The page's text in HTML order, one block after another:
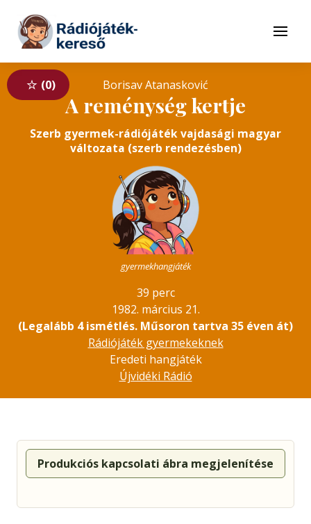
Tovább a tartalomhoz
Menü
0 Borisav Atanasković
A reménység kertje
Szerb gyermek-rádiójáték vajdasági magyar
változata (szerb rendezésben)
gyermekhangjáték
39 perc
1982. március 21.
(Legalább 4 ismétlés. Műsoron tartva 35 éven át)
Rádiójáték gyermekeknek
Eredeti hangjáték
Újvidéki Rádió
Produkciós kapcsolati ábra megjelenítése